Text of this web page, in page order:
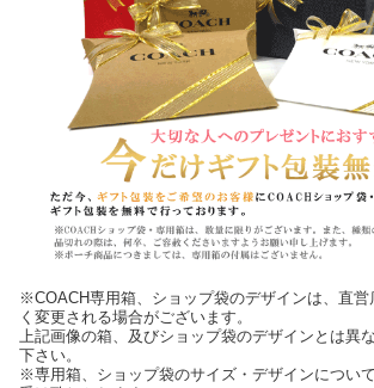
※COACH専用箱、ショップ袋のデザインは、直営
く変更される場合がございます。
上記画像の箱、及びショップ袋のデザインとは異
下さい。
※専用箱、ショップ袋のサイズ・デザインについ